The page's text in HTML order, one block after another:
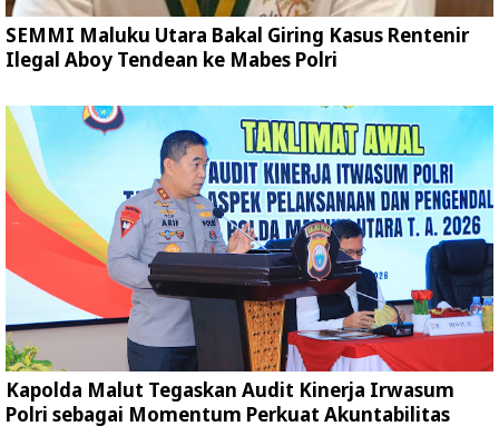
SEMMI Maluku Utara Bakal Giring Kasus Rentenir
Ilegal Aboy Tendean ke Mabes Polri
Kapolda Malut Tegaskan Audit Kinerja Irwasum
Polri sebagai Momentum Perkuat Akuntabilitas